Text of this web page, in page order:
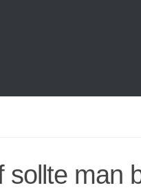
sollte man